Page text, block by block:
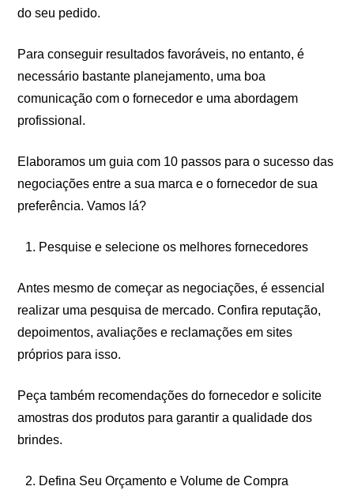
do seu pedido.
Para conseguir resultados favoráveis, no entanto, é
necessário bastante planejamento, uma boa
comunicação com o fornecedor e uma abordagem
profissional.
Elaboramos um guia com 10 passos para o sucesso das
negociações entre a sua marca e o fornecedor de sua
preferência. Vamos lá?
Pesquise e selecione os melhores fornecedores
Antes mesmo de começar as negociações, é essencial
realizar uma pesquisa de mercado. Confira reputação,
depoimentos, avaliações e reclamações em sites
próprios para isso.
Peça também recomendações do fornecedor e solicite
amostras dos produtos para garantir a qualidade dos
brindes.
Defina Seu Orçamento e Volume de Compra